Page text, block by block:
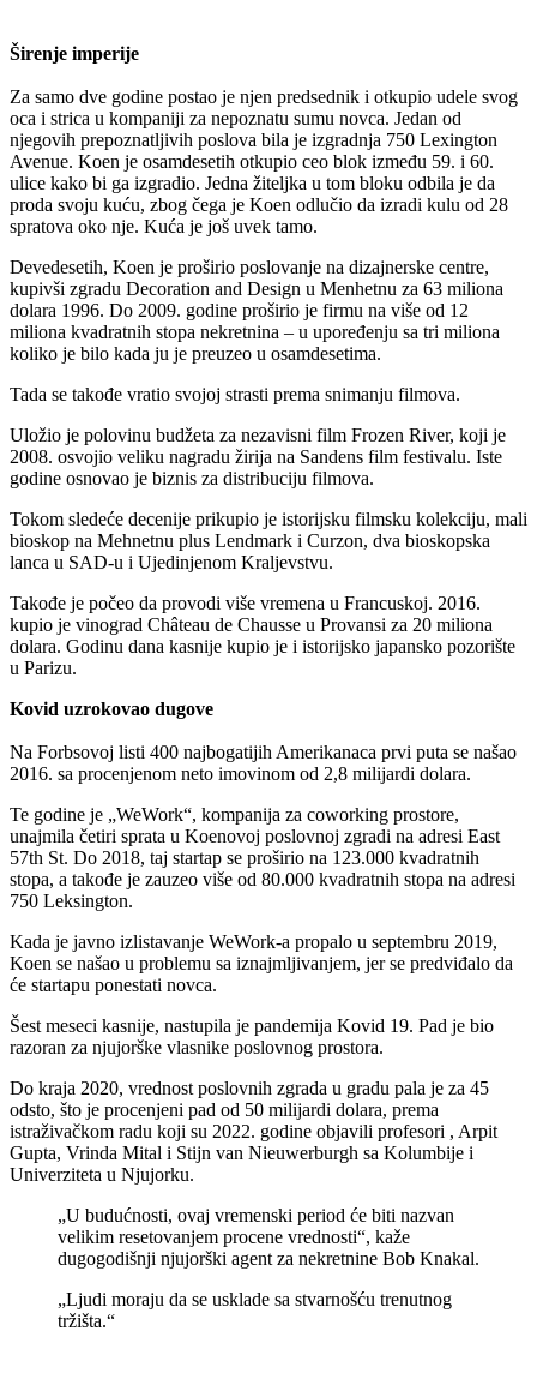
Širenje imperije
Za samo dve godine postao je njen predsednik i otkupio udele svog
oca i strica u kompaniji za nepoznatu sumu novca. Jedan od
njegovih prepoznatljivih poslova bila je izgradnja 750 Lexington
Avenue. Koen je osamdesetih otkupio ceo blok između 59. i 60.
ulice kako bi ga izgradio. Jedna žiteljka u tom bloku odbila je da
proda svoju kuću, zbog čega je Koen odlučio da izradi kulu od 28
spratova oko nje. Kuća je još uvek tamo.
Devedesetih, Koen je proširio poslovanje na dizajnerske centre,
kupivši zgradu Decoration and Design u Menhetnu za 63 miliona
dolara 1996. Do 2009. godine proširio je firmu na više od 12
miliona kvadratnih stopa nekretnina – u upoređenju sa tri miliona
koliko je bilo kada ju je preuzeo u osamdesetima.
Tada se takođe vratio svojoj strasti prema snimanju filmova.
Uložio je polovinu budžeta za nezavisni film Frozen River, koji je
2008. osvojio veliku nagradu žirija na Sandens film festivalu. Iste
godine osnovao je biznis za distribuciju filmova.
Tokom sledeće decenije prikupio je istorijsku filmsku kolekciju, mali
bioskop na Mehnetnu plus Lendmark i Curzon, dva bioskopska
lanca u SAD-u i Ujedinjenom Kraljevstvu.
Takođe je počeo da provodi više vremena u Francuskoj. 2016.
kupio je vinograd Château de Chausse u Provansi za 20 miliona
dolara. Godinu dana kasnije kupio je i istorijsko japansko pozorište
u Parizu.
Kovid uzrokovao dugove
Na Forbsovoj listi 400 najbogatijih Amerikanaca prvi puta se našao
2016. sa procenjenom neto imovinom od 2,8 milijardi dolara.
Te godine je „WeWork“, kompanija za coworking prostore,
unajmila četiri sprata u Koenovoj poslovnoj zgradi na adresi East
57th St. Do 2018, taj startap se proširio na 123.000 kvadratnih
stopa, a takođe je zauzeo više od 80.000 kvadratnih stopa na adresi
750 Leksington.
Kada je javno izlistavanje WeWork-a propalo u septembru 2019,
Koen se našao u problemu sa iznajmljivanjem, jer se predviđalo da
će startapu ponestati novca.
Šest meseci kasnije, nastupila je pandemija Kovid 19. Pad je bio
razoran za njujorške vlasnike poslovnog prostora.
Do kraja 2020, vrednost poslovnih zgrada u gradu pala je za 45
odsto, što je procenjeni pad od 50 milijardi dolara, prema
istraživačkom radu koji su 2022. godine objavili profesori , Arpit
Gupta, Vrinda Mital i Stijn van Nieuwerburgh sa Kolumbije i
Univerziteta u Njujorku.
„U budućnosti, ovaj vremenski period će biti nazvan
velikim resetovanjem procene vrednosti“, kaže
dugogodišnji njujorški agent za nekretnine Bob Knakal.
„Ljudi moraju da se usklade sa stvarnošću trenutnog
tržišta.“